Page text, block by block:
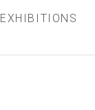
EXHIBITIONS